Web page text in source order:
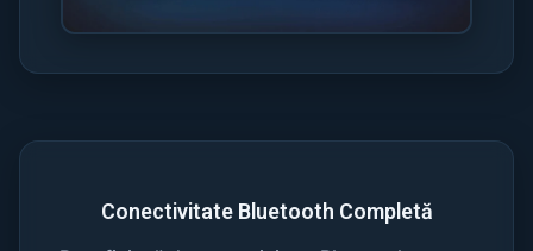
Conectivitate Bluetooth Completă